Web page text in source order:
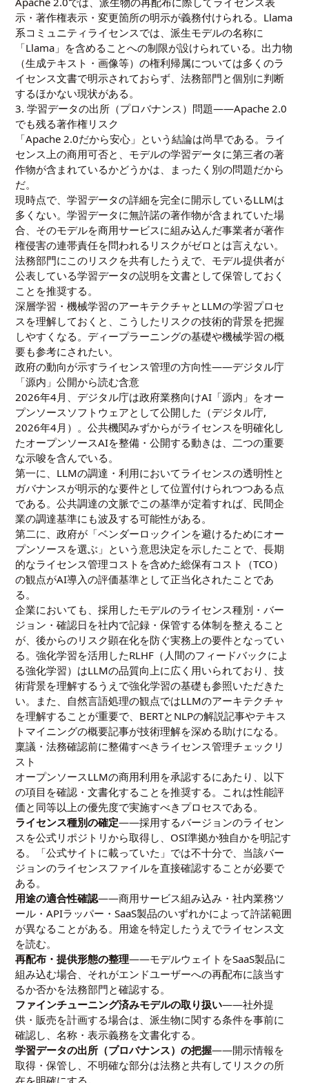
示・著作権表示・変更箇所の明示が義務付けられる。Llama
系コミュニティライセンスでは、派生モデルの名称に
「Llama」を含めることへの制限が設けられている。出力物
（生成テキスト・画像等）の権利帰属については多くのラ
イセンス文書で明示されておらず、法務部門と個別に判断
するほかない現状がある。
3. 学習データの出所（プロバナンス）問題——Apache 2.0
でも残る著作権リスク
「Apache 2.0だから安心」という結論は尚早である。ライ
センス上の商用可否と、モデルの学習データに第三者の著
作物が含まれているかどうかは、まったく別の問題だから
だ。
現時点で、学習データの詳細を完全に開示しているLLMは
多くない。学習データに無許諾の著作物が含まれていた場
合、そのモデルを商用サービスに組み込んだ事業者が著作
権侵害の連帯責任を問われるリスクがゼロとは言えない。
法務部門にこのリスクを共有したうえで、モデル提供者が
公表している学習データの説明を文書として保管しておく
ことを推奨する。
深層学習・機械学習のアーキテクチャとLLMの学習プロセ
スを理解しておくと、こうしたリスクの技術的背景を把握
しやすくなる。 ディープラーニングの基礎や機械学習の概
要も参考にされたい。
政府の動向が示すライセンス管理の方向性——デジタル庁
「源内」公開から読む含意
2026年4月、デジタル庁は政府業務向けAI「源内」をオー
プンソースソフトウェアとして公開した（デジタル庁,
2026年4月 ）。公共機関みずからがライセンスを明確化し
たオープンソースAIを整備・公開する動きは、二つの重要
な示唆を含んでいる。
第一に、LLMの調達・利用においてライセンスの透明性と
ガバナンスが明示的な要件として位置付けられつつある点
である。公共調達の文脈でこの基準が定着すれば、民間企
業の調達基準にも波及する可能性がある。
第二に、政府が「ベンダーロックインを避けるためにオー
プンソースを選ぶ」という意思決定を示したことで、長期
的なライセンス管理コストを含めた総保有コスト（TCO）
の観点がAI導入の評価基準として正当化されたことであ
る。
企業においても、採用したモデルのライセンス種別・バー
ジョン・確認日を社内で記録・保管する体制を整えること
が、後からのリスク顕在化を防ぐ実務上の要件となってい
る。強化学習を活用したRLHF（人間のフィードバックによ
る強化学習）はLLMの品質向上に広く用いられており、技
術背景を理解するうえで強化学習の基礎も参照いただきた
い。また、自然言語処理の観点ではLLMのアーキテクチャ
を理解することが重要で、 BERTとNLPの解説記事やテキス
トマイニングの概要記事が技術理解を深める助けになる。
稟議・法務確認前に整備すべきライセンス管理チェックリ
スト
オープンソースLLMの商用利用を承認するにあたり、以下
の項目を確認・文書化することを推奨する。これは性能評
価と同等以上の優先度で実施すべきプロセスである。
ライセンス種別の確定——採用するバージョンのライセン
スを公式リポジトリから取得し、OSI準拠か独自かを明記す
る。「公式サイトに載っていた」では不十分で、当該バー
ジョンのライセンスファイルを直接確認することが必要で
ある。
用途の適合性確認——商用サービス組み込み・社内業務ツ
ール・APIラッパー・SaaS製品のいずれかによって許諾範囲
が異なることがある。用途を特定したうえでライセンス文
を読む。
再配布・提供形態の整理——モデルウェイトをSaaS製品に
組み込む場合、それがエンドユーザーへの再配布に該当す
るか否かを法務部門と確認する。
ファインチューニング済みモデルの取り扱い——社外提
供・販売を計画する場合は、派生物に関する条件を事前に
確認し、名称・表示義務を文書化する。
学習データの出所（プロバナンス）の把握——開示情報を
取得・保管し、不明確な部分は法務と共有してリスクの所